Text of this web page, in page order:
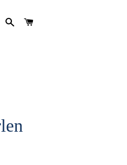
EINLOGGEN
SUCHE